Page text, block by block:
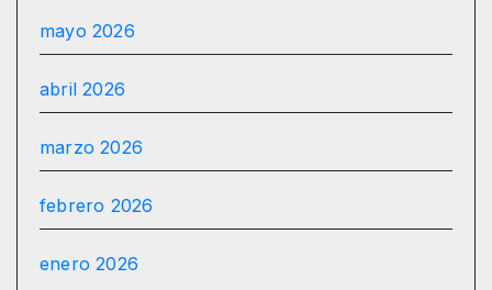
mayo 2026
abril 2026
marzo 2026
febrero 2026
enero 2026